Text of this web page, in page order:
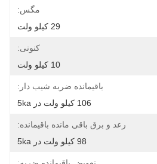
مگس:
29 کیلو ولت
کنونی:
10 کیلو ولت
باقیمانده ضربه شیب دار:
106 کیلو ولت در 5ka
رعد و برق باقی مانده باقیمانده:
98 کیلو ولت در 5ka